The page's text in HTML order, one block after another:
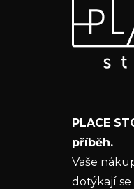
Odebírat
Vložte svůj
informace o
Vložením
ochrany
PLACE
příběh.
Vaše
dotýkají